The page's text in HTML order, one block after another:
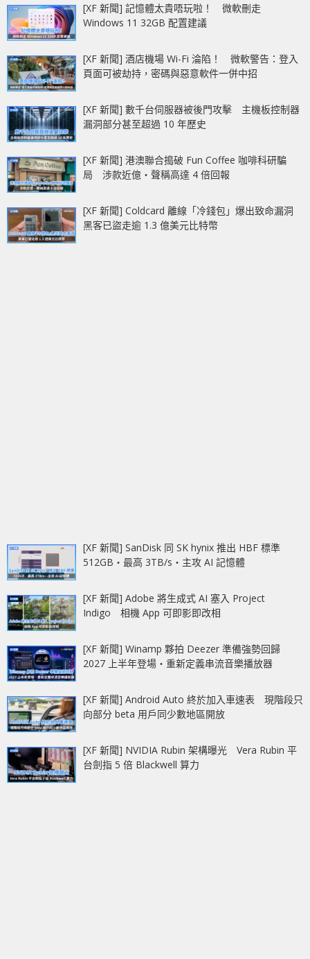
[XF 新聞] 記憶體太貴唔玩啦！ 微軟刪走
Windows 11 32GB 配置建議
[XF 新聞] 酒店機場 Wi-Fi 淪陷！ 微軟警告：登入
頁面可被劫持，密碼與惡意軟件一併中招
[XF 新聞] 數千台伺服器被後門攻擊 主機板控制器
漏洞部分甚至超過 10 年歷史
[XF 新聞] 港澳聯合搗破 Fun Coffee 咖啡科研騙
局 涉款近億‧聲稱高達 4 倍回報
[XF 新聞] Coldcard 離線「冷錢包」爆出致命漏洞
黑客已盜走逾 1.3 億美元比特幣
[XF 新聞] SanDisk 同 SK hynix 推出 HBF 標準
512GB‧最高 3TB/s‧主攻 AI 記憶體
[XF 新聞] Adobe 將生成式 AI 塞入 Project
Indigo 相機 App 可即影即改相
[XF 新聞] Winamp 夥拍 Deezer 準備強勢回歸
2027 上半年登場‧重新定義串流音樂播放器
[XF 新聞] Android Auto 終於加入車速表 現階段只
向部分 beta 用戶同少數地區開放
[XF 新聞] NVIDIA Rubin 架構曝光 Vera Rubin 平
台劍指 5 倍 Blackwell 算力